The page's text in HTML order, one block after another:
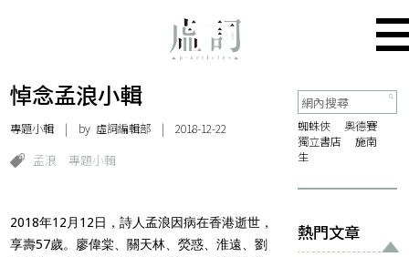
悼念孟浪小輯
專題小輯 | by 虛詞編輯部 | 2018-12-22
孟浪 專題小輯
2018年12月12日，詩人孟浪因病在香港逝世，
享壽57歲。廖偉棠、關天林、熒惑、淮遠、劉
蜘蛛俠
奧德賽
獨立書店
施南
生
熱門文章